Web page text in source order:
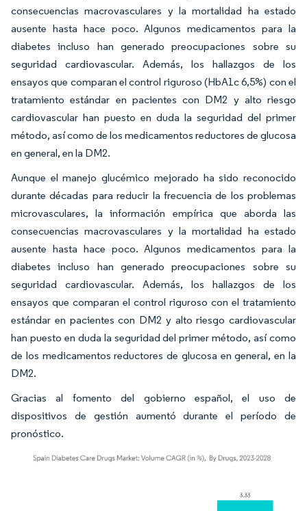
consecuencias macrovasculares y la mortalidad ha estado
ausente hasta hace poco. Algunos medicamentos para la
diabetes incluso han generado preocupaciones sobre su
seguridad cardiovascular. Además, los hallazgos de los
ensayos que comparan el control riguroso (HbA1c 6,5%) con el
tratamiento estándar en pacientes con DM2 y alto riesgo
cardiovascular han puesto en duda la seguridad del primer
método, así como de los medicamentos reductores de glucosa
en general, en la DM2.
Aunque el manejo glucémico mejorado ha sido reconocido
durante décadas para reducir la frecuencia de los problemas
microvasculares, la información empírica que aborda las
consecuencias macrovasculares y la mortalidad ha estado
ausente hasta hace poco. Algunos medicamentos para la
diabetes incluso han generado preocupaciones sobre su
seguridad cardiovascular. Además, los hallazgos de los
ensayos que comparan el control riguroso con el tratamiento
estándar en pacientes con DM2 y alto riesgo cardiovascular
han puesto en duda la seguridad del primer método, así como
de los medicamentos reductores de glucosa en general, en la
DM2.
Gracias al fomento del gobierno español, el uso de
dispositivos de gestión aumentó durante el período de
pronóstico.